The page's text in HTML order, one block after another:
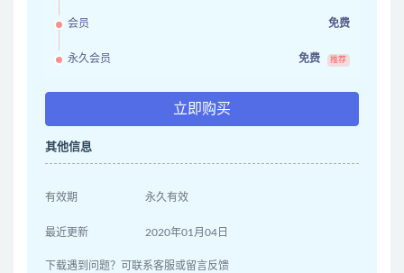
会员 免费
永久会员 免费 推荐
立即购买
其他信息
有效期 永久有效
最近更新 2020年01月04日
下载遇到问题？可联系客服或留言反馈